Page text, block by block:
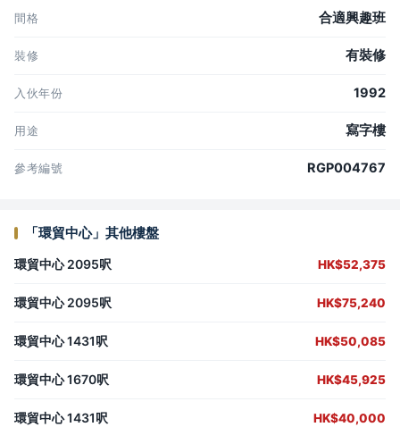
間格 合適興趣班
裝修 有裝修
入伙年份 1992
用途 寫字樓
參考編號 RGP004767
「環貿中心」其他樓盤
環貿中心 2095呎 HK$52,375
環貿中心 2095呎 HK$75,240
環貿中心 1431呎 HK$50,085
環貿中心 1670呎 HK$45,925
環貿中心 1431呎 HK$40,000